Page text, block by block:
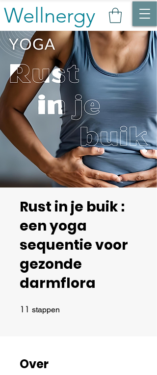
Wellnergy
Rust in je buik :
een yoga
sequentie voor
gezonde
darmflora
11 stappen
Over